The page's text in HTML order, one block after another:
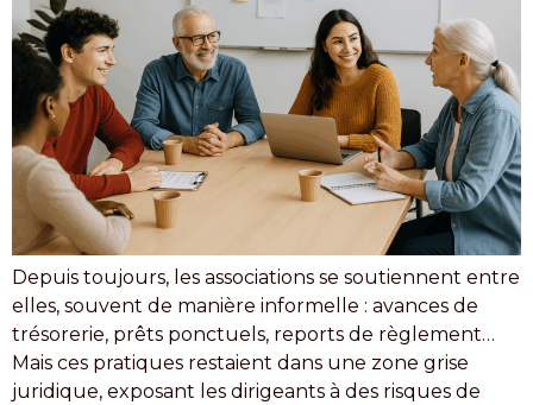
Depuis toujours, les associations se soutiennent entre
elles, souvent de manière informelle : avances de
trésorerie, prêts ponctuels, reports de règlement…
Mais ces pratiques restaient dans une zone grise
juridique, exposant les dirigeants à des risques de